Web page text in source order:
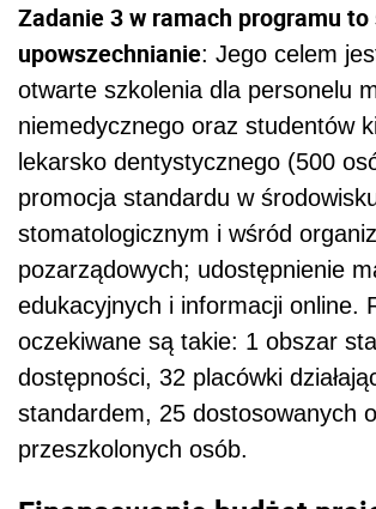
Zadanie 3 w ramach programu
upowszechnianie: Jego celem
otwarte szkolenia dla personelu
niemedycznego oraz studentów
lekarsko dentystycznego (500
promocja standardu w
stomatologicznym i wśród
pozarządowych; udostępnienie
edukacyjnych i informacji online.
oczekiwane są takie: 1 obszar
dostępności, 32 placówki
standardem, 25 dostosowanych
przeszkolonych osób.